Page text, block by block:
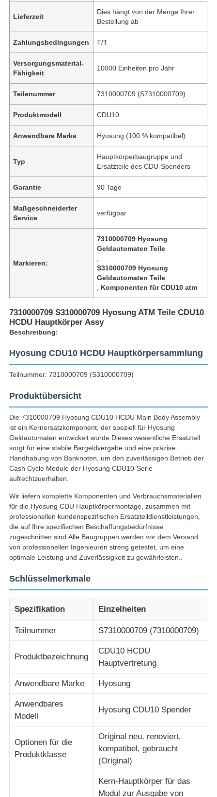
Startseite
Produkte
Videos
Über uns
Kontakt
Lieferzeit
Dies hängt von der Menge Ihrer
Bestellung ab
Zahlungsbedingungen T/T
Versorgungsmaterial-
Fähigkeit
10000 Einheiten pro Jahr
Teilenummer 7310000709 (S7310000709)
Produktmodell CDU10
Anwendbare Marke Hyosung (100 % kompatibel)
Typ
Hauptkörperbaugruppe und
Ersatzteile des CDU-Spenders
Garantie 90 Tage
Maßgeschneiderter
Service
verfügbar
Markieren:
7310000709 Hyosung
Geldautomaten Teile
S310000709 Hyosung
Geldautomaten Teile
Komponenten für CDU10 atm
7310000709 S310000709 Hyosung ATM Teile CDU10
HCDU Hauptkörper Assy
Beschreibung:
Hyosung CDU10 HCDU Hauptkörpersammlung
Teilnummer: 7310000709 (S310000709)
Produktübersicht
Die 7310000709 Hyosung CDU10 HCDU Main Body Assembly
ist ein Kernersatzkomponent, der speziell für Hyosung
Geldautomaten entwickelt wurde.Dieses wesentliche Ersatzteil
sorgt für eine stabile Bargeldvergabe und eine präzise
Handhabung von Banknoten, um den zuverlässigen Betrieb der
Cash Cycle Module der Hyosung CDU10-Serie
aufrechtzuerhalten.
Wir liefern komplette Komponenten und Verbrauchsmaterialien
für die Hyosung CDU Hauptkörpermontage, zusammen mit
professionellen kundenspezifischen Ersatzteildienstleistungen,
die auf Ihre spezifischen Beschaffungsbedürfnisse
zugeschnitten sind.Alle Baugruppen werden vor dem Versand
von professionellen Ingenieuren streng getestet, um eine
optimale Leistung und Zuverlässigkeit zu gewährleisten..
Schlüsselmerkmale
Spezifikation Einzelheiten
Teilnummer S7310000709 (7310000709)
Produktbezeichnung
CDU10 HCDU
Hauptvertretung
Anwendbare Marke Hyosung
Anwendbares
Modell
Hyosung CDU10 Spender
Optionen für die
Produktklasse
Original neu, renoviert,
kompatibel, gebraucht
(Original)
Kern-Hauptkörper für das
Modul zur Ausgabe von